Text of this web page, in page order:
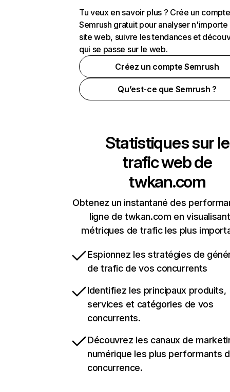
Tu veux en savoir plus ? Crée un compte
Semrush gratuit pour analyser n'importe
site web, suivre les tendances et
qui se passe sur le web.
Créez un compte Semrush
Qu’est-ce que Semrush ?
Statistiques sur le
trafic web de
twkan.com
Obtenez un instantané des
ligne de twkan.com en
métriques de trafic les plus
Espionnez les stratégies de
de trafic de vos concurrents
Identifiez les principaux produits,
services et catégories de vos
concurrents.
Découvrez les canaux de
numérique les plus performants
concurrence.